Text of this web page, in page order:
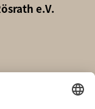
e.V.